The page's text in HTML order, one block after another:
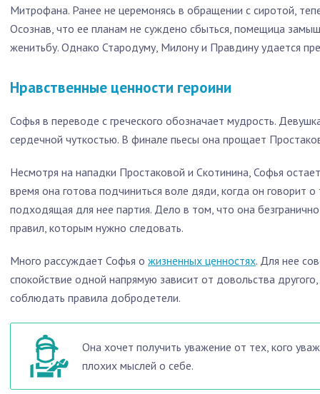
Митрофана. Ранее не церемонясь в обращении с сиротой,
Осознав, что ее планам не суждено сбыться, помещица
женитьбу. Однако Стародуму, Милону и Правдину удается
Нравственные ценности героини
Софья в переводе с греческого обозначает мудрость.
сердечной чуткостью. В финале пьесы она прощает
Несмотря на нападки Простаковой и Скотинина, Софья
время она готова подчиниться воле дяди, когда он говорит
подходящая для нее партия. Дело в том, что она
правил, которым нужно следовать.
Много рассуждает Софья о жизненных ценностях. Для нее
спокойствие одной напрямую зависит от довольства
соблюдать правила добродетели.
Она хочет получить уважение от тех, кого
плохих мыслей о себе.